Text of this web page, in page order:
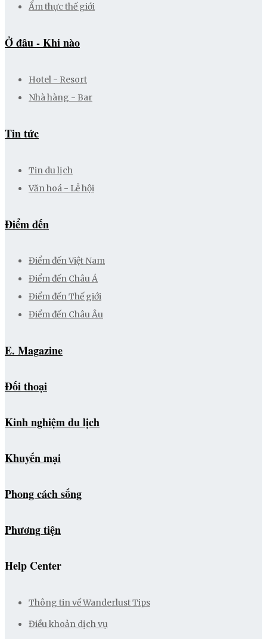
Ẩm thực thế giới
Ở đâu - Khi nào
Hotel - Resort
Nhà hàng - Bar
Tin tức
Tin du lịch
Văn hoá - Lễ hội
Điểm đến
Điểm đến Việt Nam
Điểm đến Châu Á
Điểm đến Thế giới
Điểm đến Châu Âu
E. Magazine
Đối thoại
Kinh nghiệm du lịch
Khuyến mại
Phong cách sống
Phương tiện
Help Center
Thông tin về Wanderlust Tips
Điều khoản dịch vụ